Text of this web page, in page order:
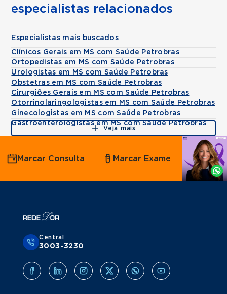
especialistas relacionados
Especialistas mais buscados
Clínicos Gerais em MS com Saúde Petrobras
Ortopedistas em MS com Saúde Petrobras
Urologistas em MS com Saúde Petrobras
Obstetras em MS com Saúde Petrobras
Cirurgiões Gerais em MS com Saúde Petrobras
Otorrinolaringologistas em MS com Saúde Petrobras
Ginecologistas em MS com Saúde Petrobras
Gastroenterologistas em MS com Saúde Petrobras
Veja mais
Agende
por
Whatsapp
Marcar Consulta Marcar Exame
Central
3003-3230